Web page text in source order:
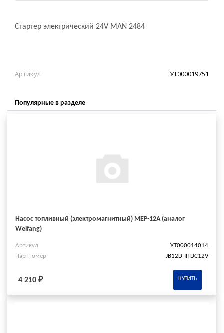
Стартер электрический 24V MAN 2484
Артикул УТ000019751
Популярные в разделе
Насос топливный (электромагнитный) MEP-12A (аналог
Weifang)
Артикул
УТ000014014
Партномер
JB12D-III DC12V
4 210 ₽ КУПИТЬ